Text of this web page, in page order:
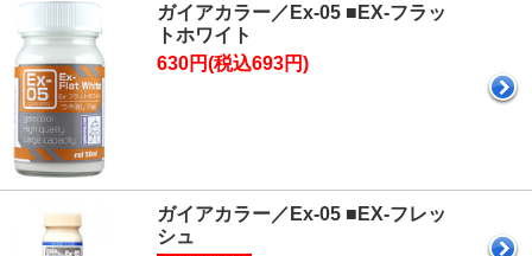
ガイアカラー／Ex-05 ■EX-フラッ
トホワイト
630円(税込693円)
ガイアカラー／Ex-05 ■EX-フレッ
シュ